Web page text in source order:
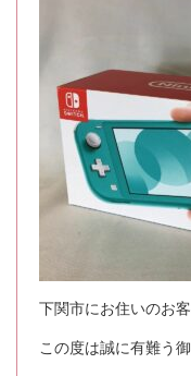
下関市にお住いのお
この度は誠に有難う